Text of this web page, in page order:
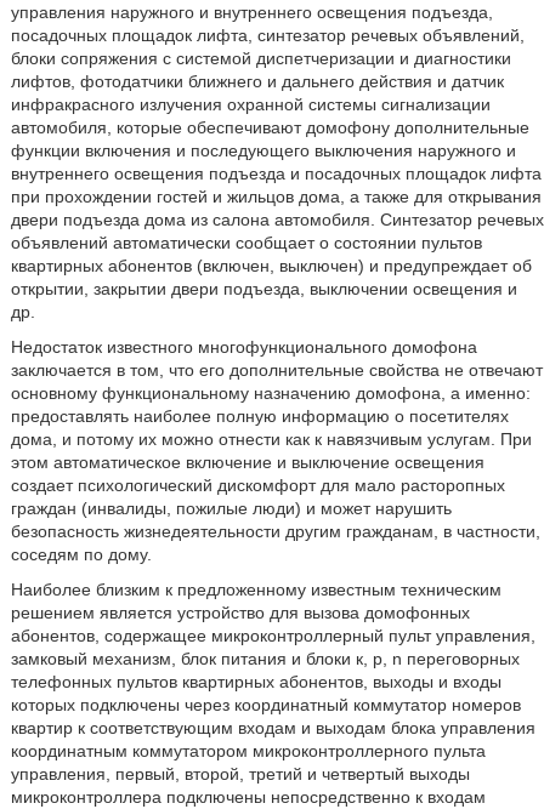
управления наружного и внутреннего освещения подъезда,
посадочных площадок лифта, синтезатор речевых объявлений,
блоки сопряжения с системой диспетчеризации и диагностики
лифтов, фотодатчики ближнего и дальнего действия и датчик
инфракрасного излучения охранной системы сигнализации
автомобиля, которые обеспечивают домофону дополнительные
функции включения и последующего выключения наружного и
внутреннего освещения подъезда и посадочных площадок лифта
при прохождении гостей и жильцов дома, а также для открывания
двери подъезда дома из салона автомобиля. Синтезатор речевых
объявлений автоматически сообщает о состоянии пультов
квартирных абонентов (включен, выключен) и предупреждает об
открытии, закрытии двери подъезда, выключении освещения и
др.
Недостаток известного многофункционального домофона
заключается в том, что его дополнительные свойства не отвечают
основному функциональному назначению домофона, а именно:
предоставлять наиболее полную информацию о посетителях
дома, и потому их можно отнести как к навязчивым услугам. При
этом автоматическое включение и выключение освещения
создает психологический дискомфорт для мало расторопных
граждан (инвалиды, пожилые люди) и может нарушить
безопасность жизнедеятельности другим гражданам, в частности,
соседям по дому.
Наиболее близким к предложенному известным техническим
решением является устройство для вызова домофонных
абонентов, содержащее микроконтроллерный пульт управления,
замковый механизм, блок питания и блоки к, p, n переговорных
телефонных пультов квартирных абонентов, выходы и входы
которых подключены через координатный коммутатор номеров
квартир к соответствующим входам и выходам блока управления
координатным коммутатором микроконтроллерного пульта
управления, первый, второй, третий и четвертый выходы
микроконтроллера подключены непосредственно к входам